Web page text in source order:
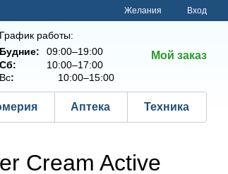
Желания Вход
График работы:
Будние:
09:00–19:00
Сб:
10:00–17:00
Вс: 10:00–15:00
Мой заказ
Аптека Техника
Cream Active